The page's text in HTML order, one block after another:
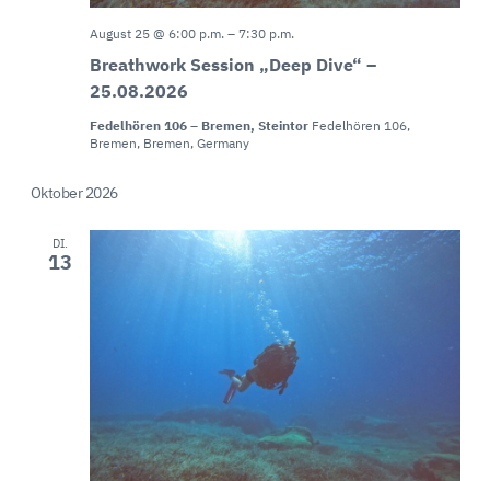
Breathwork Session „Deep Dive“ –
25.08.2026
August 25 @ 6:00 p.m.– 7:30 p.m.
Fedelhören 106 – Bremen, Steintor Fedelhören 106,
Bremen, Bremen, Germany
Oktober 2026
DI.
13